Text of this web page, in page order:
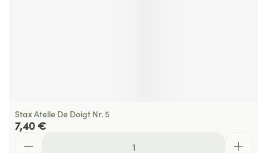
Stax Atelle De Doigt Nr. 5
7,40 €